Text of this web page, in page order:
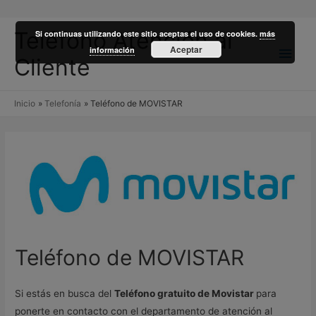
Teléfono Atención al
Cliente
Inicio Telefonía Teléfono de MOVISTAR
Teléfono de MOVISTAR
Si estás en busca delTeléfono gratuito de Movistar para
ponerte en contacto con el departamento de atención al
Si continuas utilizando este sitio aceptas el uso de cookies.más
información
Aceptar